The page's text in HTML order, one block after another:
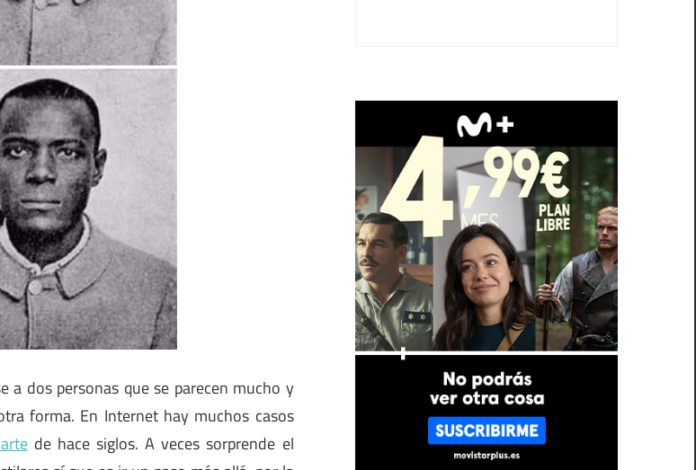
dos personas que se parecen mucho y
forma. En Internet hay muchos casos
de hace siglos. A veces sorprende el